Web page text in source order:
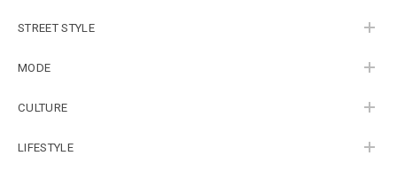
STREET STYLE
MODE
CULTURE
LIFESTYLE